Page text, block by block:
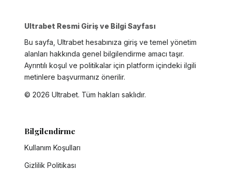
Ultrabet Resmi Giriş ve Bilgi Sayfası
Bu sayfa, Ultrabet hesabınıza giriş ve temel yönetim
alanları hakkında genel bilgilendirme amacı taşır.
Ayrıntılı koşul ve politikalar için platform içindeki ilgili
metinlere başvurmanız önerilir.
© 2026 Ultrabet. Tüm hakları saklıdır.
Bilgilendirme
Kullanım Koşulları
Gizlilik Politikası